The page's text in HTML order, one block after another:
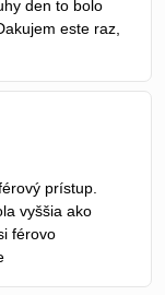
den to bolo
este raz,
prístup.
vyššia ako
férovo